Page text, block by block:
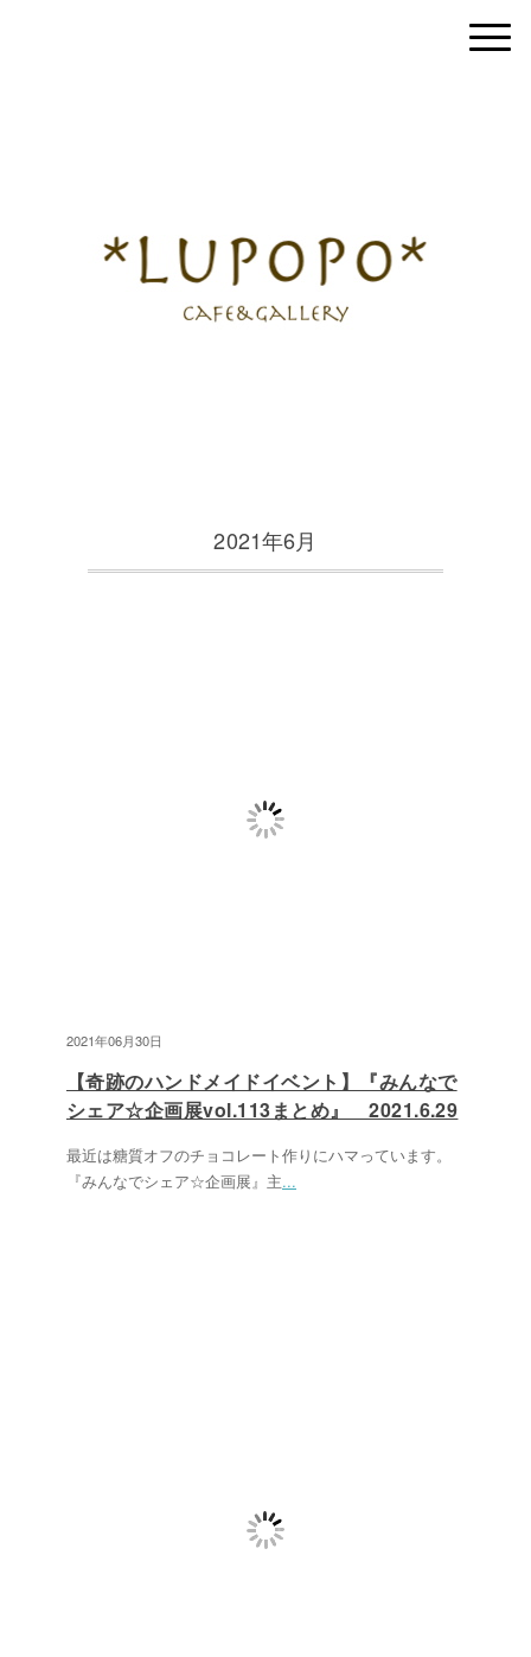
2021年6月
2021年06月30日
【奇跡のハンドメイドイベント】『みんなで
シェア☆企画展vol.113まとめ』 2021.6.29
最近は糖質オフのチョコレート作りにハマっています。
『みんなでシェア☆企画展』主...